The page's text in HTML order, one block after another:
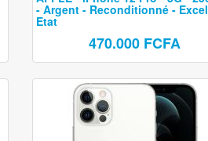
- Argent - Reconditionné -
Etat
470.000 FCFA